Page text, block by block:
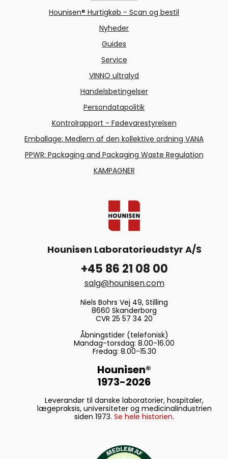
Hounisen® Hurtigkøb - Scan og bestil
Nyheder
Guides
Service
VINNO ultralyd
Handelsbetingelser
Persondatapolitik
Kontrolrapport - Fødevarestyrelsen
Emballage: Medlem af den kollektive ordning VANA
PPWR: Packaging and Packaging Waste Regulation
KAMPAGNER
Hounisen Laboratorieudstyr A/S
+45 86 21 08 00
salg@hounisen.com
Niels Bohrs Vej 49, Stilling
8660 Skanderborg
CVR 25 57 34 20
Åbningstider (telefonisk)
Mandag-torsdag: 8.00-16.00
Fredag: 8.00-15.30
Hounisen®
1973-2026
Leverandør til danske laboratorier, hospitaler,
lægepraksis, universiteter og medicinalindustrien
siden 1973. Se hele historien.